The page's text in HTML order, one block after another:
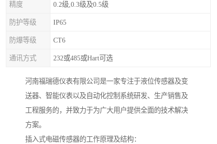
精度 0.2级,0.3级及0.5级
防护等级 IP65
防爆等级 CT6
通讯方式 232或485或Hart可选
河南福瑞德仪表有限公司是一家专注于液位传感器及变
送器、智能仪表以及自动化控制系统研发、生产销售及
工程服务的，并致力于为广大用户提供全面的技术解决
方案。
插入式电磁传感器的工作原理及结构：